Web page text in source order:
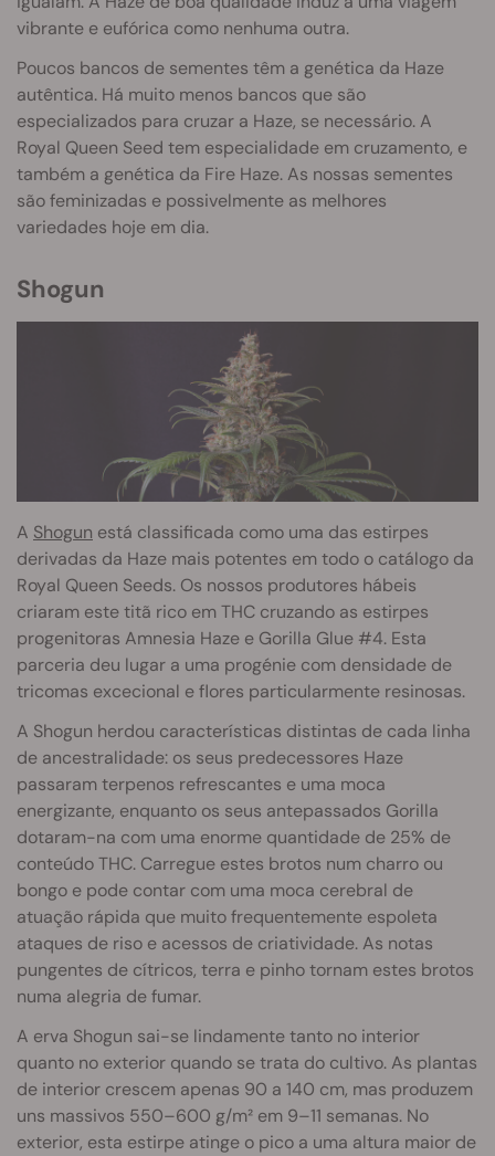
vibrante e eufórica como nenhuma outra.
Poucos bancos de sementes têm a genética da Haze
autêntica. Há muito menos bancos que são
especializados para cruzar a Haze, se necessário. A
Royal Queen Seed tem especialidade em cruzamento, e
também a genética da Fire Haze. As nossas sementes
são feminizadas e possivelmente as melhores
variedades hoje em dia.
Shogun
A Shogun está classificada como uma das estirpes
derivadas da Haze mais potentes em todo o catálogo da
Royal Queen Seeds. Os nossos produtores hábeis
criaram este titã rico em THC cruzando as estirpes
progenitoras Amnesia Haze e Gorilla Glue #4. Esta
parceria deu lugar a uma progénie com densidade de
tricomas excecional e flores particularmente resinosas.
A Shogun herdou características distintas de cada linha
de ancestralidade: os seus predecessores Haze
passaram terpenos refrescantes e uma moca
energizante, enquanto os seus antepassados Gorilla
dotaram-na com uma enorme quantidade de 25% de
conteúdo THC. Carregue estes brotos num charro ou
bongo e pode contar com uma moca cerebral de
atuação rápida que muito frequentemente espoleta
ataques de riso e acessos de criatividade. As notas
pungentes de cítricos, terra e pinho tornam estes brotos
numa alegria de fumar.
A erva Shogun sai-se lindamente tanto no interior
quanto no exterior quando se trata do cultivo. As plantas
de interior crescem apenas 90 a 140 cm, mas produzem
uns massivos 550–600 g/m² em 9–11 semanas. No
exterior, esta estirpe atinge o pico a uma altura maior de